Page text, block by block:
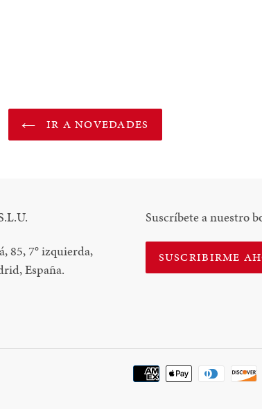
IR A NOVEDADES
85, 7°izquierda,
España.
Suscríbete a nuestro
SUSCRIBIRME